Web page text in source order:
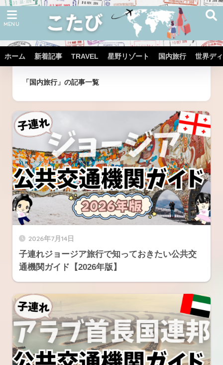
ホーム 新着記事 TRAVEL 星野リゾート 国内旅行 世界デ
ホーム タグ
「国内旅行」の記事一覧
2026年7月14日
子連れジョージア旅行で知っておきたい公共交
通機関ガイド【2026年版】